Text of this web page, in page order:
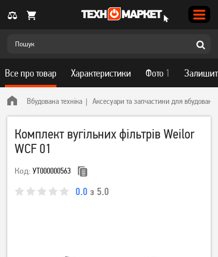
Вбудована техніка Аксесуари та запчастини для вбудованої
Комплект вугільних фільтрів Weilor
WCF 01
Код: УТ000000563
0.0 з 5.0
Все про товар Характеристики Фото 1